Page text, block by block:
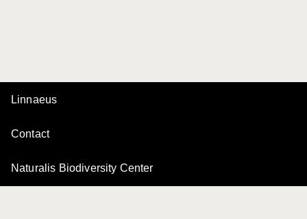
Linnaeus
Contact
Naturalis Biodiversity Center